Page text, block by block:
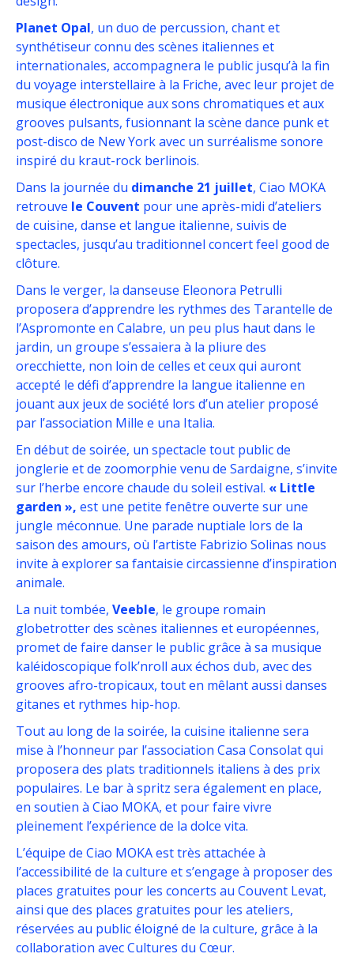
Planet Opal, un duo de percussion, chant et
synthétiseur connu des scènes italiennes et
internationales, accompagnera le public jusqu’à la fin
du voyage interstellaire à la Friche, avec leur projet de
musique électronique aux sons chromatiques et aux
grooves pulsants, fusionnant la scène dance punk et
post-disco de New York avec un surréalisme sonore
inspiré du kraut-rock berlinois.
Dans la journée du dimanche 21 juillet, Ciao MOKA
retrouve le Couvent pour une après-midi d’ateliers
de cuisine, danse et langue italienne, suivis de
spectacles, jusqu’au traditionnel concert feel good de
clôture.
Dans le verger, la danseuse Eleonora Petrulli
proposera d’apprendre les rythmes des Tarantelle de
l’Aspromonte en Calabre, un peu plus haut dans le
jardin, un groupe s’essaiera à la pliure des
orecchiette, non loin de celles et ceux qui auront
accepté le défi d’apprendre la langue italienne en
jouant aux jeux de société lors d’un atelier proposé
par l’association Mille e una Italia.
En début de soirée, un spectacle tout public de
jonglerie et de zoomorphie venu de Sardaigne, s’invite
sur l’herbe encore chaude du soleil estival. « Little
garden », est une petite fenêtre ouverte sur une
jungle méconnue. Une parade nuptiale lors de la
saison des amours, où l’artiste Fabrizio Solinas nous
invite à explorer sa fantaisie circassienne d’inspiration
animale.
La nuit tombée, Veeble, le groupe romain
globetrotter des scènes italiennes et européennes,
promet de faire danser le public grâce à sa musique
kaléidoscopique folk’nroll aux échos dub, avec des
grooves afro-tropicaux, tout en mêlant aussi danses
gitanes et rythmes hip-hop.
Tout au long de la soirée, la cuisine italienne sera
mise à l’honneur par l’association Casa Consolat qui
proposera des plats traditionnels italiens à des prix
populaires. Le bar à spritz sera également en place,
en soutien à Ciao MOKA, et pour faire vivre
pleinement l’expérience de la dolce vita.
L’équipe de Ciao MOKA est très attachée à
l’accessibilité de la culture et s’engage à proposer des
places gratuites pour les concerts au Couvent Levat,
ainsi que des places gratuites pour les ateliers,
réservées au public éloigné de la culture, grâce à la
collaboration avec Cultures du Cœur.